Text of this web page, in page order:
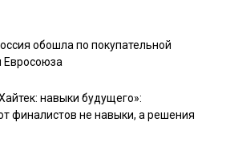
обошла по покупательной
Евросоюза
навыки будущего»:
финалистов не навыки, а решения